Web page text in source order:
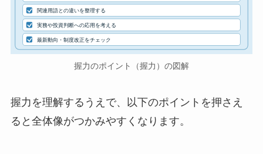
関連用語との違いを整理する
実務や投資判断への応用を考える
最新動向・制度改正をチェック
握力のポイント（握力）の図解
握力を理解するうえで、以下のポイントを押さえ
ると全体像がつかみやすくなります。